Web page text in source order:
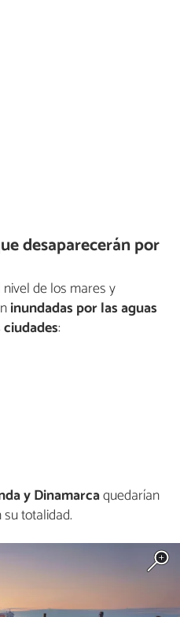
desaparecerán por
de los mares y
inundadas por las aguas
:
y Dinamarcaquedarían
totalidad.